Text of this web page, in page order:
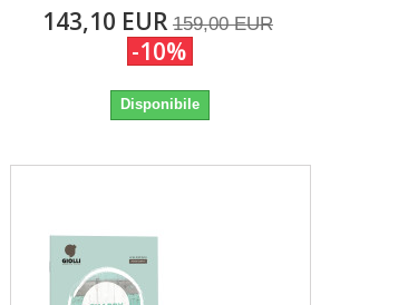
143,10 EUR 159,00 EUR
-10%
Disponibile